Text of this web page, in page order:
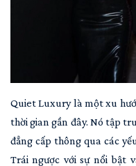
Quiet Luxury là một xu
thời gian gần đây. Nó tập
đẳng cấp thông qua các
Trái ngược với sự nổi bật